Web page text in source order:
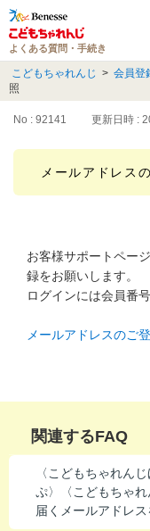
よくある質問・手続き
登録情報の変更・各
会員ページへロ
お客様サポート(手
よくある質問・お
お問い合わせ窓
他の講座のよくあ
進研ゼミ 小学
こども
こどもちゃれんじ > 会員登
照
No : 92141 更新日時 :
メールアドレス
お客様サポートペー
録をお願いします。
ログインには会員番
メールアドレスのご
関連するFAQ
〈こどもちゃれん
ぷ〉〈こどもちゃ
届くメールアドレス